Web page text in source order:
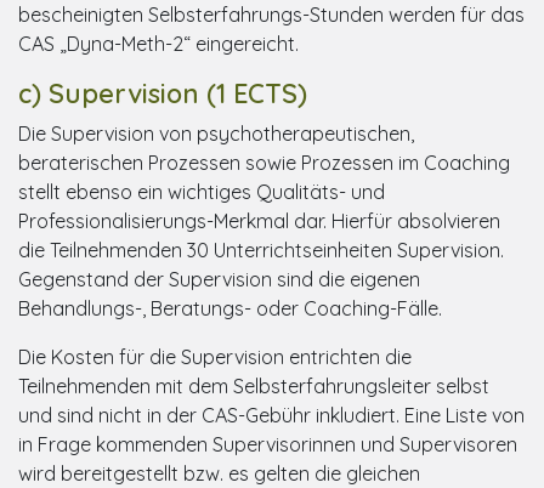
bescheinigten Selbsterfahrungs-Stunden werden für das
CAS „Dyna-Meth-2“ eingereicht.
c) Supervision (1 ECTS)
Die Supervision von psychotherapeutischen,
beraterischen Prozessen sowie Prozessen im Coaching
stellt ebenso ein wichtiges Qualitäts- und
Professionalisierungs-Merkmal dar. Hierfür absolvieren
die Teilnehmenden 30 Unterrichtseinheiten Supervision.
Gegenstand der Supervision sind die eigenen
Behandlungs-, Beratungs- oder Coaching-Fälle.
Die Kosten für die Supervision entrichten die
Teilnehmenden mit dem Selbsterfahrungsleiter selbst
und sind nicht in der CAS-Gebühr inkludiert. Eine Liste von
in Frage kommenden Supervisorinnen und Supervisoren
wird bereitgestellt bzw. es gelten die gleichen